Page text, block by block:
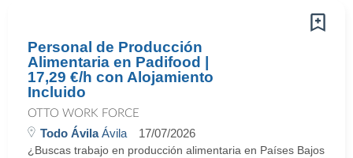
Personal de Producción
Alimentaria en Padifood |
17,29 €/h con Alojamiento
Incluido
OTTO WORK FORCE
Todo ÁvilaÁvila 17/07/2026
¿Buscas trabajo en producción alimentaria en Países Bajos